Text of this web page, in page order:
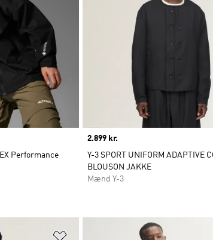
Performance
Price
2.899 kr.
Y-3 SPORT UNIFORM ADAPTIVE
BLOUSON JAKKE
Mænd Y-3